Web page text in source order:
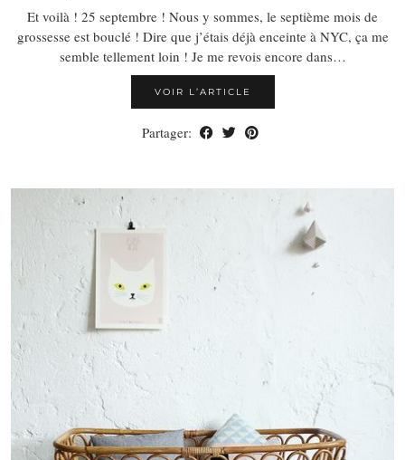
Et voilà ! 25 septembre ! Nous y sommes, le septième mois de
grossesse est bouclé ! Dire que j’étais déjà enceinte à NYC, ça me
semble tellement loin ! Je me revois encore dans…
VOIR L’ARTICLE
Partager: